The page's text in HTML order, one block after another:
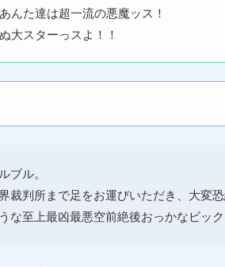
んた達は超一流の悪魔ッス！
大スターっスよ！！
ル。
裁判所まで足をお運びいただき、大変
な至上最凶最悪空前絶後おっかなビッ